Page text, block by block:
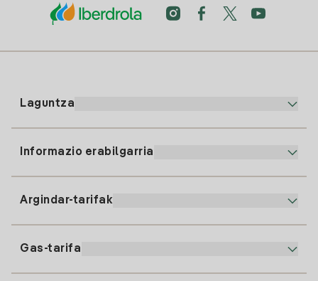
Laguntza
91 919 52 73
clientes@tuiberdrola.es
Informazio erabilgarria
Argindar-tarifak
Gas-tarifa